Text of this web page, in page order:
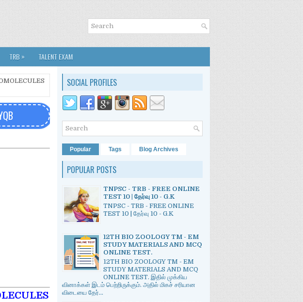
TRB » TALENT EXAM
SOCIAL PROFILES
Popular Tags Blog Archives
POPULAR POSTS
TNPSC - TRB - FREE ONLINE
TEST 10 | தேர்வு 10 - G.K
TNPSC - TRB - FREE ONLINE
TEST 10 | தேர்வு 10 - G.K
12TH BIO ZOOLOGY TM - EM
STUDY MATERIALS AND MCQ
ONLINE TEST.
12TH BIO ZOOLOGY TM - EM
STUDY MATERIALS AND MCQ
ONLINE TEST. இதில் முக்கிய
வினாக்கள் இடம் பெற்றிருக்கும். அதில் மிகச் சரியான
விடையை தேர்...